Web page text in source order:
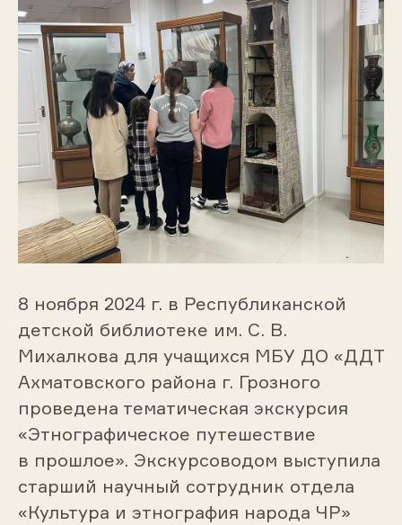
8 ноября 2024 г. в Республиканской
детской библиотеке им. С. В.
Михалкова для учащихся МБУ ДО «ДДТ
Ахматовского района г. Грозного
проведена тематическая экскурсия
«Этнографическое путешествие
в прошлое». Экскурсоводом выступила
старший научный сотрудник отдела
«Культура и этнография народа ЧР»